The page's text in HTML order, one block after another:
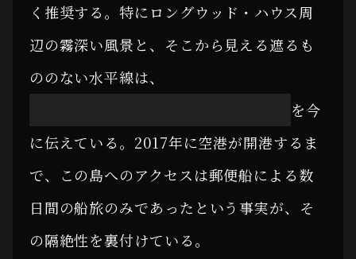
く推奨する。特にロングウッド・ハウス周
辺の霧深い風景と、そこから見える遮るも
ののない水平線は、
を今
に伝えている。2017年に空港が開港するま
で、この島へのアクセスは郵便船による数
日間の船旅のみであったという事実が、そ
の隔絶性を裏付けている。